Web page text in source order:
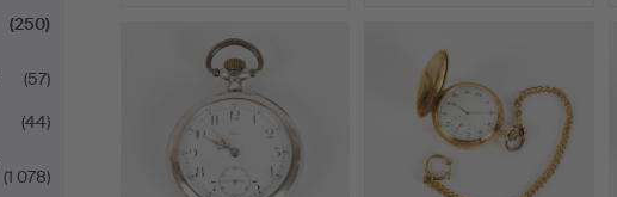
(250)
(57)
(44)
(1 078)